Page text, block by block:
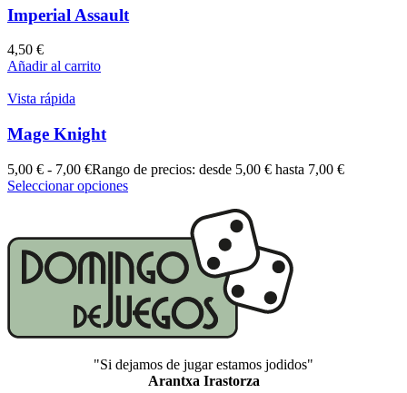
Imperial Assault
4,50 €
Añadir al carrito
Vista rápida
Mage Knight
5,00 € - 7,00 €Rango de precios: desde 5,00 € hasta 7,00 €
Seleccionar opciones
"Si dejamos de jugar estamos jodidos"
Arantxa Irastorza